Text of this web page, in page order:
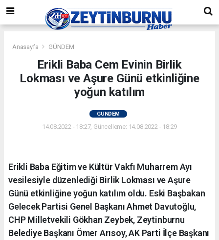
Anasayfa GÜNDEM
Erikli Baba Cem Evinin Birlik
Lokması ve Aşure Günü etkinliğine
yoğun katılım
GÜNDEM
14.08.2022 - 18:27, Güncelleme: 14.08.2022 - 18:29
Erikli Baba Eğitim ve Kültür Vakfı Muharrem Ayı
vesilesiyle düzenlediği Birlik Lokması ve Aşure
Günü etkinliğine yoğun katılım oldu. Eski Başbakan
Gelecek Partisi Genel Başkanı Ahmet Davutoğlu,
CHP Milletvekili Gökhan Zeybek, Zeytinburnu
Belediye Başkanı Ömer Arısoy, AK Parti İlçe Başkanı